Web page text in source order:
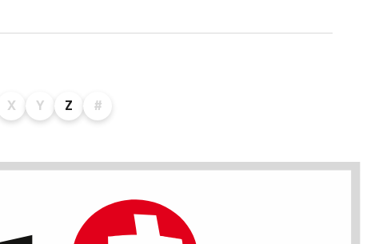
X Y Z #